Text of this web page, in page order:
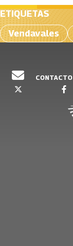
ETIQUETAS
Vendavales
CONTACTO